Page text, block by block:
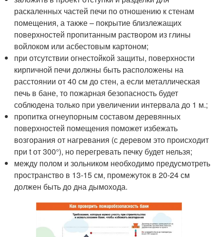
раскаленных частей печи по отношению к стенам
помещения, а также – покрытие близлежащих
поверхностей пропитанным раствором из глины
войлоком или асбестовым картоном;
при отсутствии огнестойкой защиты, поверхности
кирпичной печи должны быть расположены на
расстоянии от 40 см до стен, а если металлическая
печь в бане, то пожарная безопасность будет
соблюдена только при увеличении интервала до 1 м.;
пропитка огнеупорным составом деревянных
поверхностей помещения поможет избежать
возгорания от нагревания (с деревом это происходит
при t от 300°), но перегревать печку будет нельзя;
между полом и зольником необходимо предусмотреть
пространство в 13-15 см, промежуток в 20-24 см
должен быть до дна дымохода.